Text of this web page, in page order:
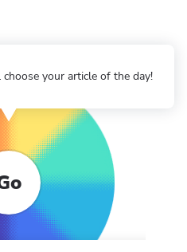
your article of the day!